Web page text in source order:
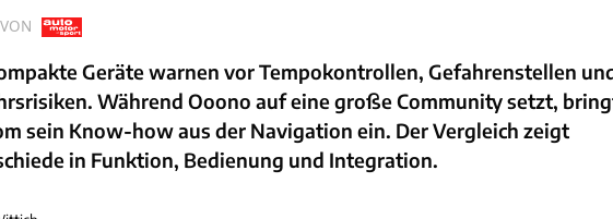
Geräte warnen vor Tempokontrollen, Gefahrenstellen
Während Ooono auf eine große Community setzt,
sein Know-how aus der Navigation ein. Der Vergleich zeigt
in Funktion, Bedienung und Integration.